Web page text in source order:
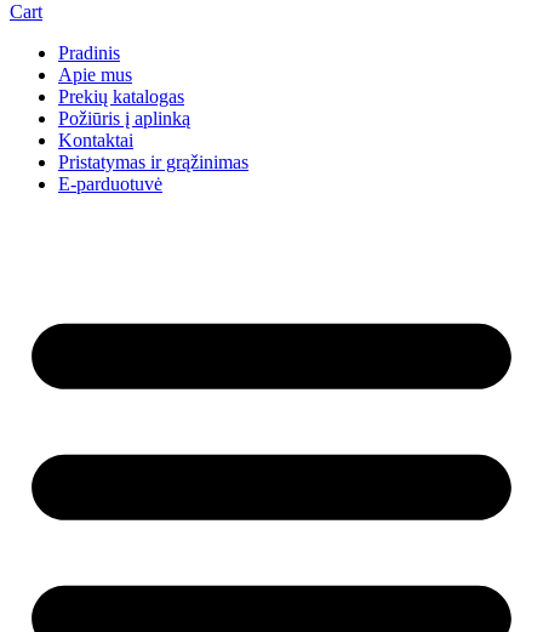
Cart
Pradinis
Apie mus
Prekių katalogas
Požiūris į aplinką
Kontaktai
Pristatymas ir grąžinimas
E-parduotuvė